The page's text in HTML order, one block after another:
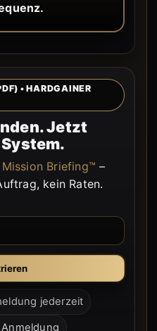
• HARDGAINER
Jetzt
Briefing™ –
kein Raten.
jederzeit